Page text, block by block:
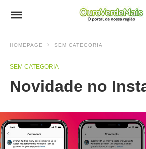
HOMEPAGE SEM CATEGORIA
SEM CATEGORIA
Novidade no